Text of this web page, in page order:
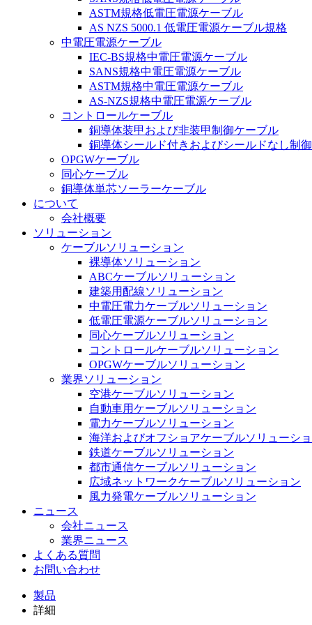
ASTM規格低電圧電源ケーブル
AS NZS 5000.1 低電圧電源ケーブル規格
中電圧電源ケーブル
IEC-BS規格中電圧電源ケーブル
SANS規格中電圧電源ケーブル
ASTM規格中電圧電源ケーブル
AS-NZS規格中電圧電源ケーブル
コントロールケーブル
銅導体装甲および非装甲制御ケーブル
銅導体シールド付きおよびシールドなし制
OPGWケーブル
同心ケーブル
銅導体単芯ソーラーケーブル
について
会社概要
ソリューション
ケーブルソリューション
裸導体ソリューション
ABCケーブルソリューション
建築用配線ソリューション
中電圧電力ケーブルソリューション
低電圧電源ケーブルソリューション
同心ケーブルソリューション
コントロールケーブルソリューション
OPGWケーブルソリューション
業界ソリューション
空港ケーブルソリューション
自動車用ケーブルソリューション
電力ケーブルソリューション
海洋およびオフショアケーブルソリューシ
鉄道ケーブルソリューション
都市通信ケーブルソリューション
広域ネットワークケーブルソリューション
風力発電ケーブルソリューション
ニュース
会社ニュース
業界ニュース
よくある質問
お問い合わせ
製品
詳細